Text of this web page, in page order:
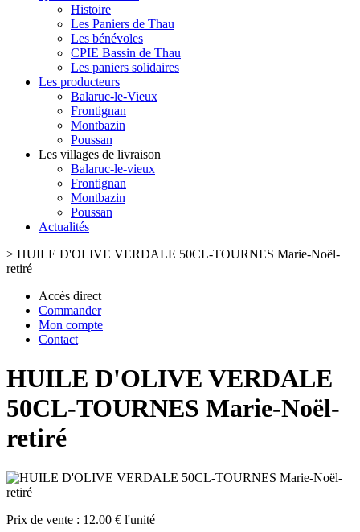
Histoire
Les Paniers de Thau
Les bénévoles
CPIE Bassin de Thau
Les paniers solidaires
Les producteurs
Balaruc-le-Vieux
Frontignan
Montbazin
Poussan
Les villages de livraison
Balaruc-le-vieux
Frontignan
Montbazin
Poussan
Actualités
> HUILE D'OLIVE VERDALE 50CL-TOURNES Marie-Noël-
retiré
Accès direct
Commander
Mon compte
Contact
HUILE D'OLIVE VERDALE
50CL-TOURNES Marie-Noël-
retiré
Prix de vente : 12.00 € l'unité